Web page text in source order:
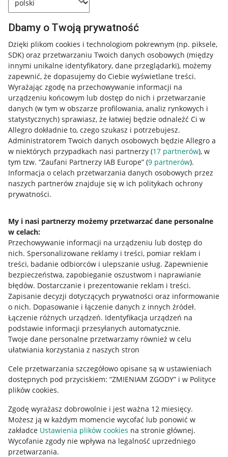
Dbamy o Twoją prywatność
Dzięki plikom cookies i technologiom pokrewnym (np. piksele,
SDK) oraz przetwarzaniu Twoich danych osobowych (między
innymi unikalne identyfikatory, dane przeglądarki), możemy
zapewnić, że dopasujemy do Ciebie wyświetlane treści.
Wyrażając zgodę na przechowywanie informacji na
urządzeniu końcowym lub dostęp do nich i przetwarzanie
danych (w tym w obszarze profilowania, analiz rynkowych i
statystycznych) sprawiasz, że łatwiej będzie odnaleźć Ci w
Allegro dokładnie to, czego szukasz i potrzebujesz.
Administratorem Twoich danych osobowych będzie Allegro a
w niektórych przypadkach nasi partnerzy (17 partnerów), w
tym tzw. “Zaufani Partnerzy IAB Europe” (9 partnerów).
Informacja o celach przetwarzania danych osobowych przez
naszych partnerów znajduje się w ich politykach ochrony
prywatności.
My i nasi partnerzy możemy przetwarzać dane personalne
w celach:
Przechowywanie informacji na urządzeniu lub dostęp do
nich. Spersonalizowane reklamy i treści, pomiar reklam i
treści, badanie odbiorców i ulepszanie usług. Zapewnienie
bezpieczeństwa, zapobieganie oszustwom i naprawianie
błędów. Dostarczanie i prezentowanie reklam i treści.
Zapisanie decyzji dotyczących prywatności oraz informowanie
o nich. Dopasowanie i łączenie danych z innych źródeł.
Łączenie różnych urządzeń. Identyfikacja urządzeń na
podstawie informacji przesyłanych automatycznie.
Twoje dane personalne przetwarzamy również w celu
ułatwiania korzystania z naszych stron
Cele przetwarzania szczegółowo opisane są w ustawieniach
dostępnych pod przyciskiem: “ZMIENIAM ZGODY” i w Polityce
plików cookies.
Zgodę wyrażasz dobrowolnie i jest ważna 12 miesięcy.
Możesz ją w każdym momencie wycofać lub ponowić w
zakładce Ustawienia plików cookies na stronie głównej.
Wycofanie zgody nie wpływa na legalność uprzedniego
przetwarzania.
Przydatne informacje
Jak to działa
Allegro Gadane dla sprzedających
Allegro Gadane dla kupujących
Mapa miejscowości
Informacje prawne
Regulamin
Polityka plików "cookies"
Ustawienia plików "cookies"
Udostępnianie lokalizacji
Informacje dla Aktu o Usługach Cyfrowych
Pobierz aplikację